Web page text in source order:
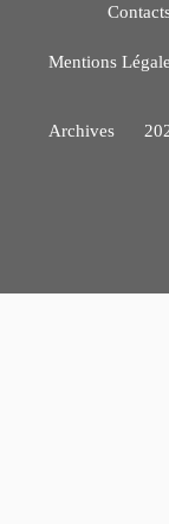
Mentions
Archives